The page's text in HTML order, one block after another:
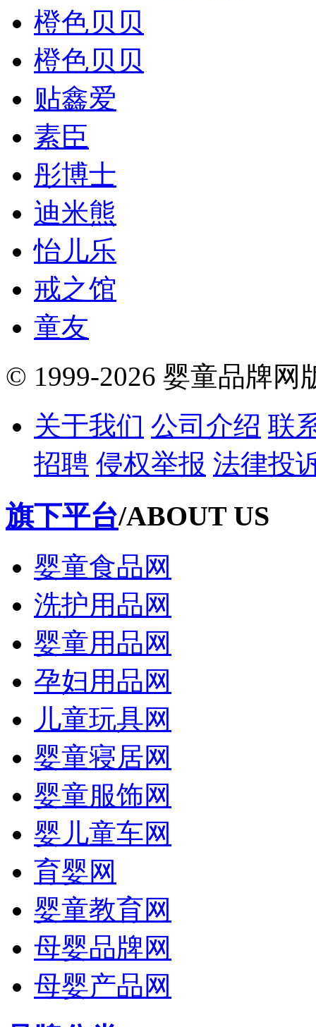
橙色贝贝
橙色贝贝
贴鑫爱
素臣
彤博士
迪米熊
怡儿乐
戒之馆
童友
© 1999-2026 婴童品牌网
关于我们 公司介绍 联
招聘 侵权举报 法律投
旗下平台/ABOUT US
婴童食品网
洗护用品网
婴童用品网
孕妇用品网
儿童玩具网
婴童寝居网
婴童服饰网
婴儿童车网
育婴网
婴童教育网
母婴品牌网
母婴产品网